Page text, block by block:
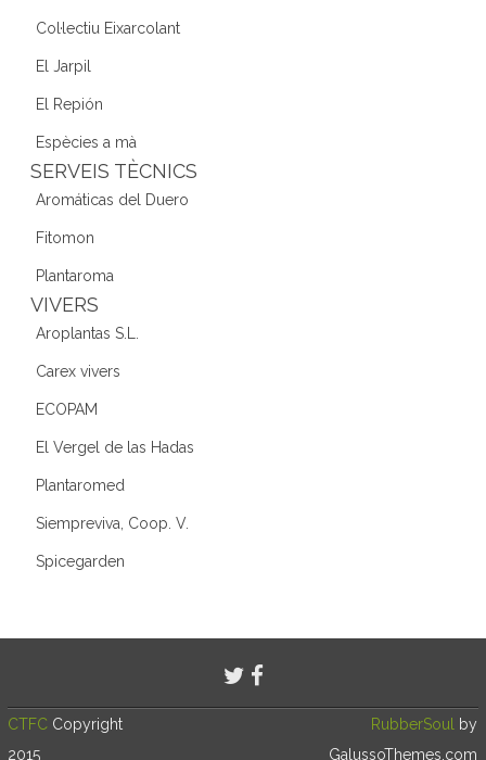
Col·lectiu Eixarcolant
El Jarpil
El Repión
Espècies a mà
SERVEIS TÈCNICS
Aromáticas del Duero
Fitomon
Plantaroma
VIVERS
Aroplantas S.L.
Carex vivers
ECOPAM
El Vergel de las Hadas
Plantaromed
Siempreviva, Coop. V.
Spicegarden
CTFC Copyright
2015
RubberSoul
by
GalussoThemes.com